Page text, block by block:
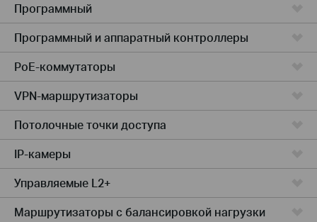
Программный
Программный и аппаратный контроллеры
PoE-коммутаторы
VPN-маршрутизаторы
Потолочные точки доступа
IP-камеры
Управляемые L2+
Маршрутизаторы с балансировкой нагрузки